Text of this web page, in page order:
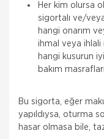
Her kim olursa
sigortalı ve/
hangi onarım
ihmal veya
hangi kusurun
bakım
Bu sigorta, eğer
yapıldıysa, oturma
hasar olmasa bile,